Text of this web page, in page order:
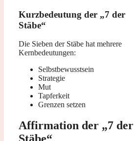
Kurzbedeutung der „7 der
Stäbe“
Die Sieben der Stäbe hat mehrere
Kernbedeutungen:
Selbstbewusstsein
Strategie
Mut
Tapferkeit
Grenzen setzen
Affirmation der „7 der